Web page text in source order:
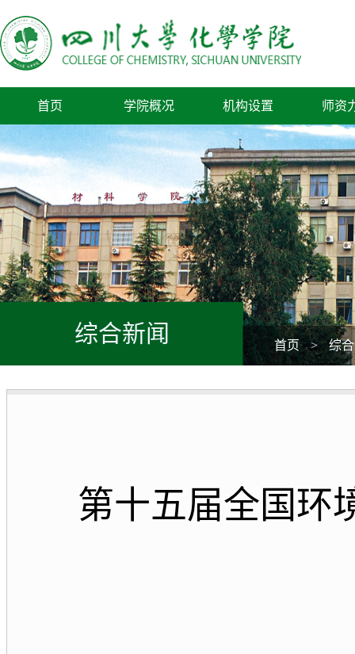
首页 学院概况 机构设置 师资
综合新闻 首页 > 综
第十五届全国环